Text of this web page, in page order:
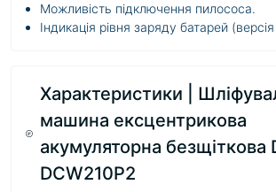
Можливість підключення пилососа.
Індикація рівня заряду батарей
Характеристики |
машина ексцентрикова
акумуляторна безщіткова
DCW210P2